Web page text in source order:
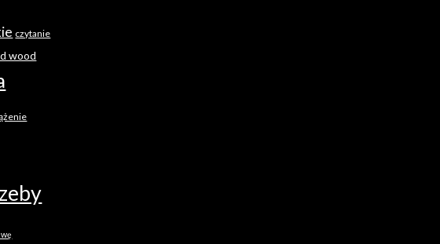
czytanie
wood